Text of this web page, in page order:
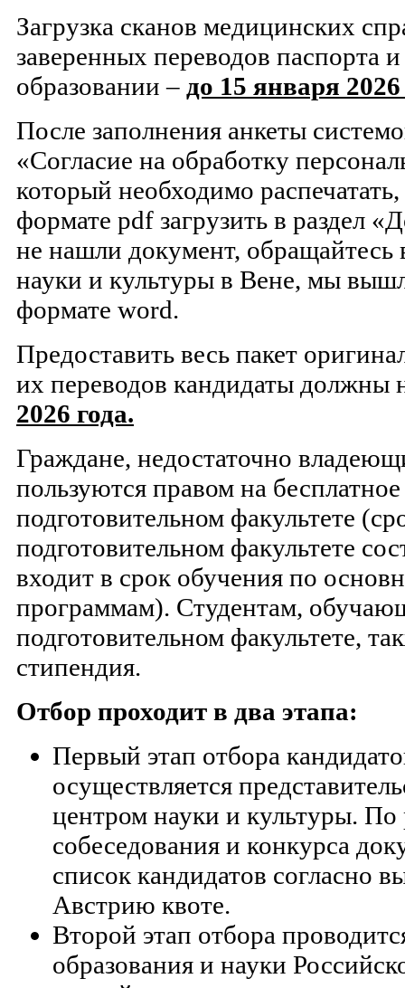
Загрузка сканов медицинских
заверенных переводов паспорта
образовании – до 15 января 2026
После заполнения анкеты
«Согласие на обработку
который необходимо
формате pdf загрузить в раздел
не нашли документ, обращайтесь
науки и культуры в Вене, мы
формате word.
Предоставить весь пакет
их переводов кандидаты должны
2026 года.
Граждане, недостаточно
пользуются правом на
подготовительном факультете
подготовительном факультете
входит в срок обучения по
программам). Студентам,
подготовительном факультете,
стипендия.
Отбор проходит в два этапа:
Первый этап отбора
осуществляется
центром науки и культуры. По
собеседования и конкурса
список кандидатов согласно
Австрию квоте.
Второй этап отбора
образования и науки